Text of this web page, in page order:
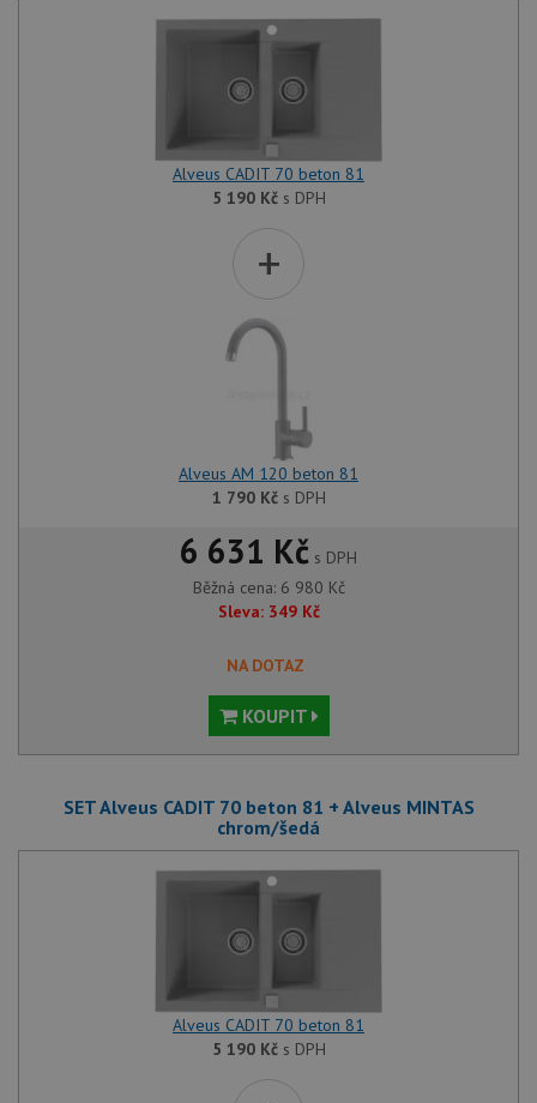
Alveus CADIT 70 beton 81
5 190 Kčs DPH
+
Alveus AM 120 beton 81
1 790 Kčs DPH
6 631 Kč s DPH
Běžná cena: 6 980 Kč
Sleva: 349 Kč
NA DOTAZ
KOUPIT
SET Alveus CADIT 70 beton 81 + Alveus MINTAS
chrom/šedá
Alveus CADIT 70 beton 81
5 190 Kčs DPH